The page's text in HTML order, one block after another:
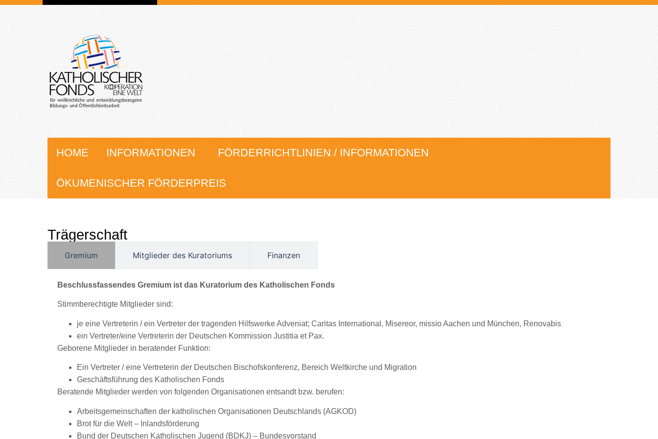
HOME INFORMATIONEN FÖRDERRICHTLINIEN / INFORMATIONEN
ÖKUMENISCHER FÖRDERPREIS
Trägerschaft
Gremium Mitglieder des Kuratoriums Finanzen
Beschlussfassendes Gremium ist das Kuratorium des Katholischen Fonds
Stimmberechtigte Mitglieder sind:
je eine Vertreterin / ein Vertreter der tragenden Hilfswerke Adveniat; Caritas International, Misereor, missio Aachen und München, Renovabis
ein Vertreter/eine Vertreterin der Deutschen Kommission Justitia et Pax.
Geborene Mitglieder in beratender Funktion:
Ein Vertreter / eine Vertreterin der Deutschen Bischofskonferenz, Bereich Weltkirche und Migration
Geschäftsführung des Katholischen Fonds
Beratende Mitglieder werden von folgenden Organisationen entsandt bzw. berufen:
Arbeitsgemeinschaften der katholischen Organisationen Deutschlands (AGKOD)
Brot für die Welt – Inlandsförderung
Bund der Deutschen Katholischen Jugend (BDKJ) – Bundesvorstand